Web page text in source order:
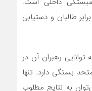
طالبان و دستیابی
توانایی رهبران آن در
بستگی دارد. تنها
به نتایج مطلوب